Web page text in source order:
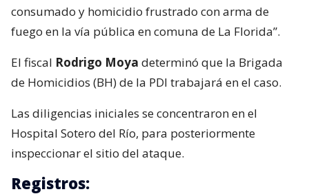
consumado y homicidio frustrado con arma de
fuego en la vía pública en comuna de La Florida”.
El fiscal Rodrigo Moya determinó que la Brigada
de Homicidios (BH) de la PDI trabajará en el caso.
Las diligencias iniciales se concentraron en el
Hospital Sotero del Río, para posteriormente
inspeccionar el sitio del ataque.
Registros: